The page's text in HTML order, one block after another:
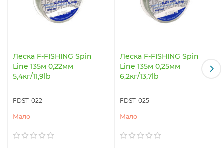
Леска F-FISHING Spin
Line 135м 0,22мм
5,4кг/11,9lb
FDST-022
Мало
Леска F-FISHING Spin
Line 135м 0,25мм
6,2кг/13,7lb
FDST-025
Мало